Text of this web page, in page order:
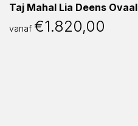
Taj Mahal Lia Deens Ovaal
vanaf €1.820,00